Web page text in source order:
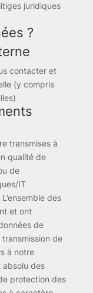
juridiques
?
contacter et
(y compris
transmises à
qualité de
de
IT
des
et ont
de
de
à notre
absolu des
protection des